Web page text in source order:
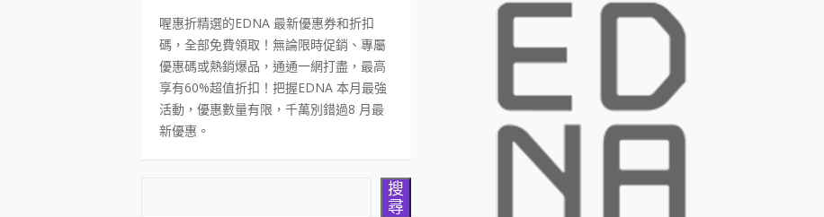
喔惠折精選的EDNA 最新優惠券和折扣
碼，全部免費領取！無論限時促銷、專屬
優惠碼或熱銷爆品，通通一網打盡，最高
享有60%超值折扣！把握EDNA 本月最強
活動，優惠數量有限，千萬別錯過8 月最
新優惠。
搜
尋